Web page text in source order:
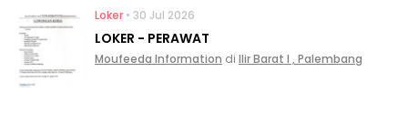
Loker • 30 Jul 2026
LOKER - PERAWAT
Moufeeda Information di Ilir Barat I , Palembang